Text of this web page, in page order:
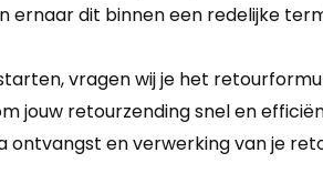
ernaar dit binnen een redelijke
vragen wij je het
jouw retourzending snel en
ontvangst en verwerking van je